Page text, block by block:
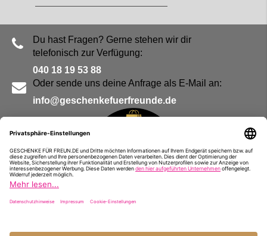
Du hast Fragen? Gerne stehen wir dir
telefonisch zur Verfügung:
040 18 19 53 88
Oder sende uns deine Anfrage als E-Mail an:
info@geschenkefuerfreunde.de